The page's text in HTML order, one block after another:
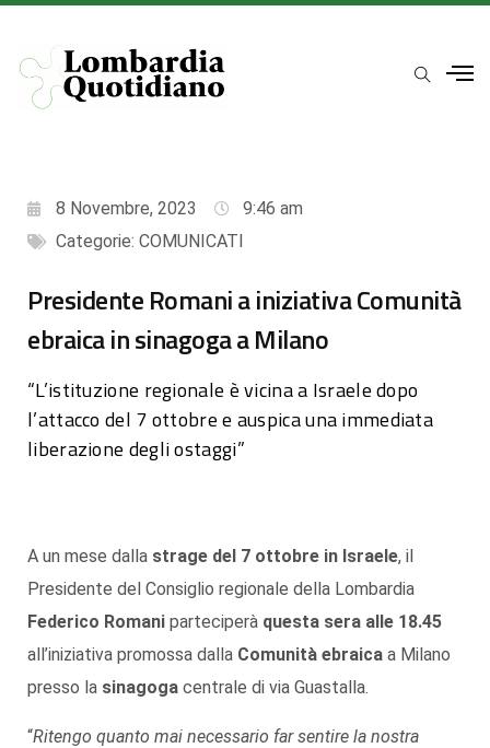
8 Novembre, 2023
9:46 am
Categorie: COMUNICATI
Presidente Romani a iniziativa Comunità
ebraica in sinagoga a Milano
“L’istituzione regionale è vicina a Israele dopo
l’attacco del 7 ottobre e auspica una immediata
liberazione degli ostaggi”
A un mese dalla strage del 7 ottobre in Israele, il
Presidente del Consiglio regionale della Lombardia
Federico Romani parteciperà questa sera alle 18.45
all’iniziativa promossa dalla Comunità ebraica a Milano
presso la sinagoga centrale di via Guastalla.
“Ritengo quanto mai necessario far sentire la nostra